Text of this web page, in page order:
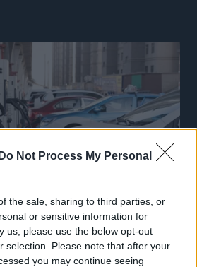
Do Not Process My Personal
the sale, sharing to third parties, or
or sensitive information for
us, please use the below opt-out
selection. Please note that after your
you may continue seeing
Σαρώνουν τα
Ευρώπη